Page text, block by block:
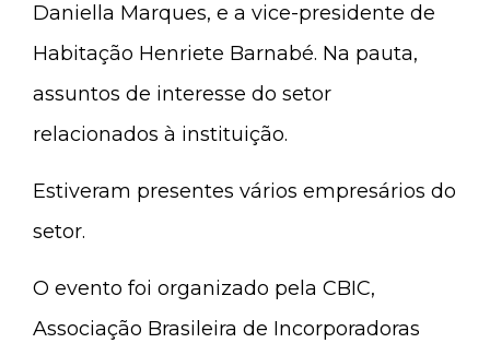
Daniella Marques, e a vice-presidente de
Habitação Henriete Barnabé. Na pauta,
assuntos de interesse do setor
relacionados à instituição.
Estiveram presentes vários empresários do
setor.
O evento foi organizado pela CBIC,
Associação Brasileira de Incorporadoras